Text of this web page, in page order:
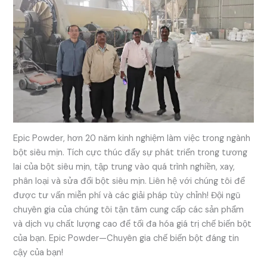
Epic Powder, hơn 20 năm kinh nghiệm làm việc trong ngành
bột siêu mịn. Tích cực thúc đẩy sự phát triển trong tương
lai của bột siêu mịn, tập trung vào quá trình nghiền, xay,
phân loại và sửa đổi bột siêu mịn. Liên hệ với chúng tôi để
được tư vấn miễn phí và các giải pháp tùy chỉnh! Đội ngũ
chuyên gia của chúng tôi tận tâm cung cấp các sản phẩm
và dịch vụ chất lượng cao để tối đa hóa giá trị chế biến bột
của bạn. Epic Powder—Chuyên gia chế biến bột đáng tin
cậy của bạn!